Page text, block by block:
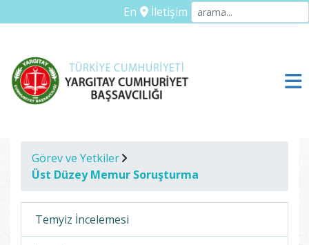
En İletişim
Görev ve Yetkiler
Üst Düzey Memur Soruşturma
Temyiz İncelemesi